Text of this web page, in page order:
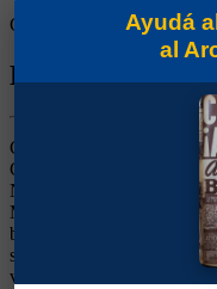
Goles rivales:
1
Biografía de
Ganó 3 títulos (Superliga
Copa Argentina 2021).
Nacional, Independiente
Monterrey, de México.
buenas condiciones pero
su carrera en Pachuca de
variante muy importante.
Ayudá
al